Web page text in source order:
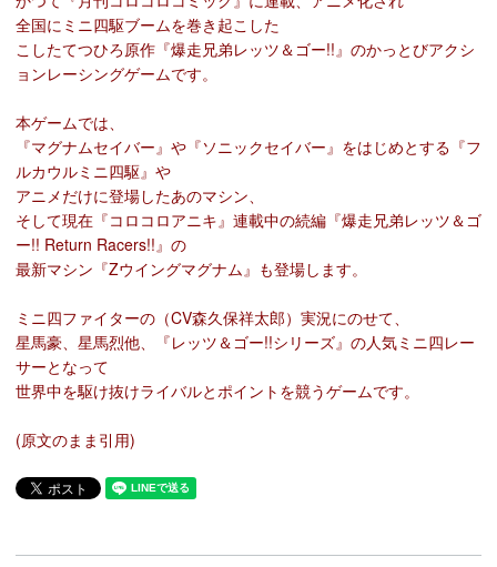
全国にミニ四駆ブームを巻き起こした
こしたてつひろ原作『爆走兄弟レッツ＆ゴー!!』のかっとびアクシ
ョンレーシングゲームです。
本ゲームでは、
『マグナムセイバー』や『ソニックセイバー』をはじめとする『フ
ルカウルミニ四駆』や
アニメだけに登場したあのマシン、
そして現在『コロコロアニキ』連載中の続編『爆走兄弟レッツ＆ゴ
ー!! Return Racers!!』の
最新マシン『Zウイングマグナム』も登場します。
ミニ四ファイターの（CV森久保祥太郎）実況にのせて、
星馬豪、星馬烈他、『レッツ＆ゴー!!シリーズ』の人気ミニ四レー
サーとなって
世界中を駆け抜けライバルとポイントを競うゲームです。
(原文のまま引用)